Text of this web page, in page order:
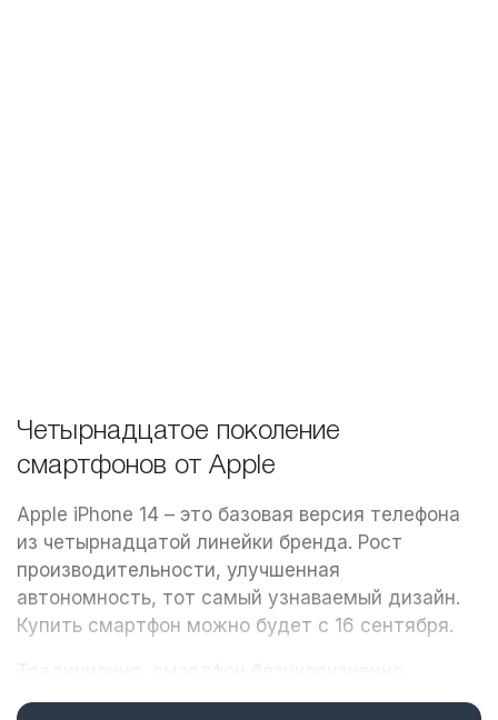
Четырнадцатое поколение
смартфонов от Apple
Apple iPhone 14 – это базовая версия телефона
из четырнадцатой линейки бренда. Рост
производительности, улучшенная
автономность, тот самый узнаваемый дизайн.
Купить смартфон можно будет с 16 сентября.
справляется с нагрузкой. С Айфон 14 удобно